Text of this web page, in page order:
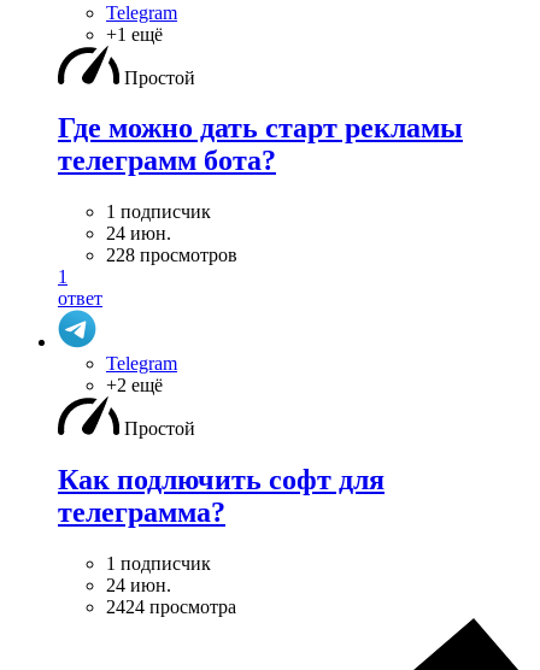
Telegram
+1 ещё
Простой
Где можно дать старт рекламы
телеграмм бота?
1 подписчик
24 июн.
228 просмотров
1
ответ
Telegram
+2 ещё
Простой
Как подлючить софт для
телеграмма?
1 подписчик
24 июн.
2424 просмотра